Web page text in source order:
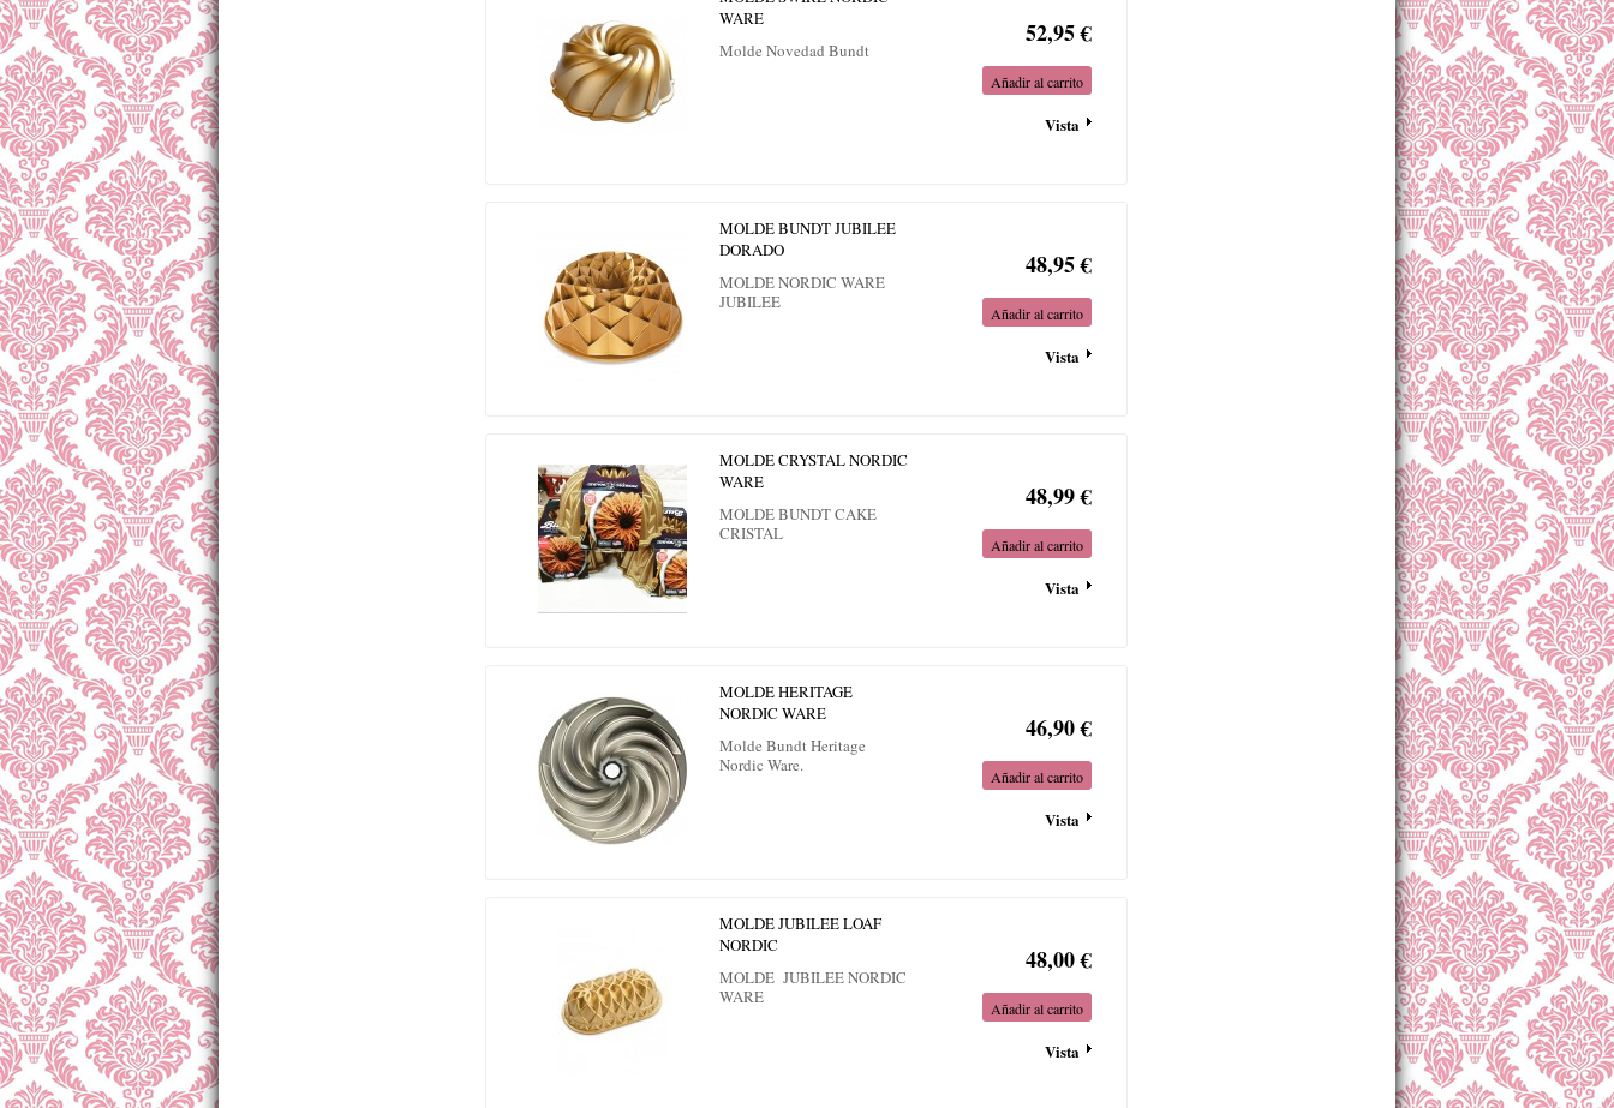
WARE
Molde Novedad Bundt
52,95 €
Añadir al carrito
Vista
MOLDE BUNDT JUBILEE
DORADO
MOLDE NORDIC WARE
JUBILEE
48,95 €
Añadir al carrito
Vista
MOLDE CRYSTAL NORDIC
WARE
MOLDE BUNDT CAKE
CRISTAL
48,99 €
Añadir al carrito
Vista
MOLDE HERITAGE
NORDIC WARE
Molde Bundt Heritage
Nordic Ware.
46,90 €
Añadir al carrito
Vista
MOLDE JUBILEE LOAF
NORDIC
MOLDE JUBILEE NORDIC
WARE
48,00 €
Añadir al carrito
Vista